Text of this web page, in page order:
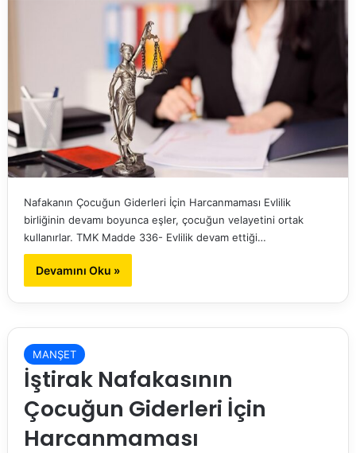
Nafakanın Çocuğun Giderleri İçin Harcanmaması Evlilik
birliğinin devamı boyunca eşler, çocuğun velayetini ortak
kullanırlar. TMK Madde 336- Evlilik devam ettiği…
Devamını Oku »
MANŞET
İştirak Nafakasının
Çocuğun Giderleri İçin
Harcanmaması